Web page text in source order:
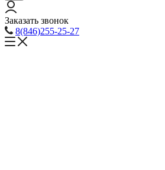
Заказать звонок
8(846)255-25-27